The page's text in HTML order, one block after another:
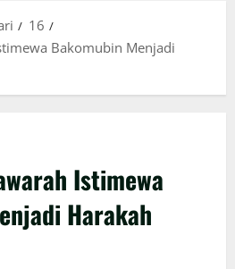
16
Bakomubin Menjadi
Istimewa
Harakah